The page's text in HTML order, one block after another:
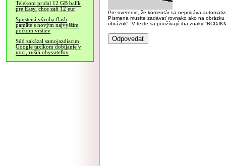
Telekom pridal 12 GB balík
pre Easy, chce zaň 12 eur
Spustená výroba flash
pamäte s novým najvyšším
počtom vrstiev
Súd zakázal samojazdiacim
Google taxíkom dobíjanie v
noci, rušili obyvateľov
Pre overenie, že komentár sa nepridáva
Písmená musíte zadávať rovnako ako na
obrázok". V texte sa používajú iba znaky